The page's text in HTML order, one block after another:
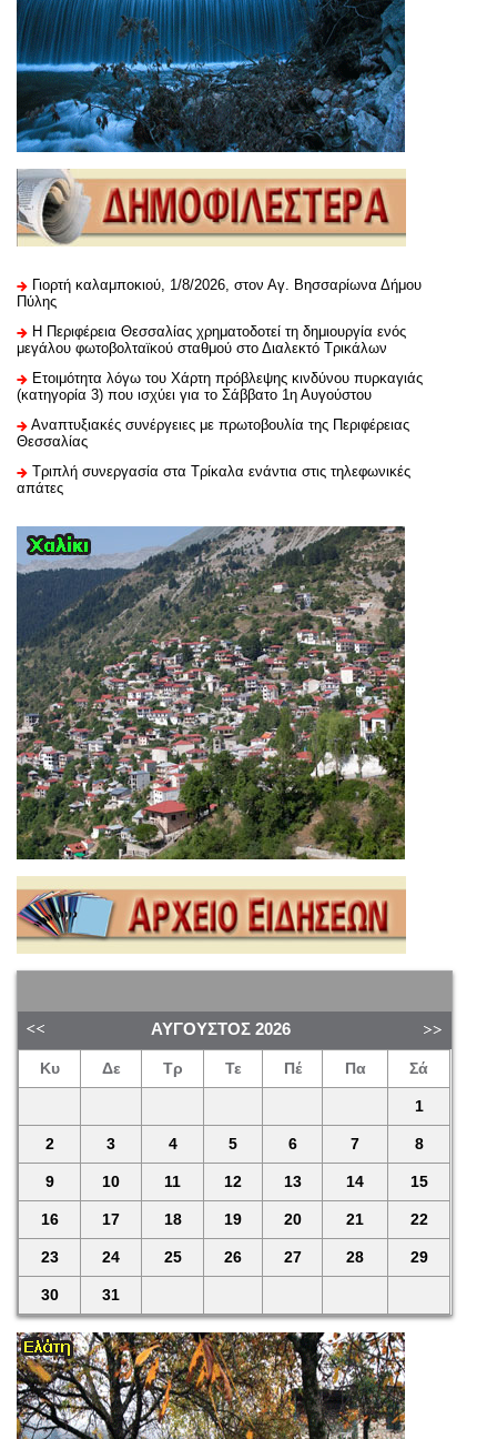
Γιορτή καλαμποκιού, 1/8/2026, στον Αγ. Βησσαρίωνα Δήμου
Πύλης
H Περιφέρεια Θεσσαλίας χρηματοδοτεί τη δημιουργία ενός
μεγάλου φωτοβολταϊκού σταθμού στο Διαλεκτό Τρικάλων
Ετοιμότητα λόγω του Χάρτη πρόβλεψης κινδύνου πυρκαγιάς
(κατηγορία 3) που ισχύει για το Σάββατο 1η Αυγούστου
Αναπτυξιακές συνέργειες με πρωτοβουλία της Περιφέρειας
Θεσσαλίας
Τριπλή συνεργασία στα Τρίκαλα ενάντια στις τηλεφωνικές
απάτες
ΑΎΓΟΥΣΤΟΣ 2026
Κυ Δε Τρ Τε Πέ Πα Σά
1
2 3 4 5 6 7 8
9 10 11 12 13 14 15
16 17 18 19 20 21 22
23 24 25 26 27 28 29
30 31